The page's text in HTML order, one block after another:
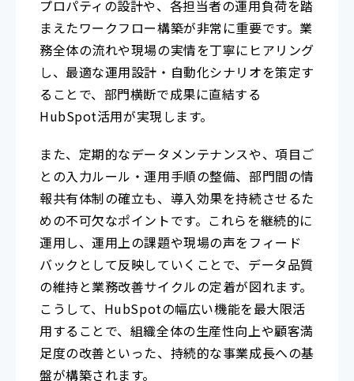
プロパティの設計や、各担当者の運用負荷を踏
まえたワークフロー構築が非常に重要です。業
務全体の流れや現場の実情を丁寧にヒアリング
し、最適な運用設計・自動化シナリオを策定す
ることで、部門横断で成果に直結する
HubSpot活用が実現します。
また、定期的なデータメンテナンスや、項目ご
との入力ルール・運用手順の整備、部門間の情
報共有体制の確立も、導入効果を持続させるた
めの不可欠なポイントです。これらを継続的に
運用し、運用上の課題や現場の声をフィード
バックとして反映していくことで、データ品質
の維持と業務改善サイクルの定着が図れます。
こうして、HubSpotの幅広い機能を最大限活
用することで、組織全体の生産性向上や顧客満
足度の改善といった、持続的な事業成長への基
盤が構築されます。